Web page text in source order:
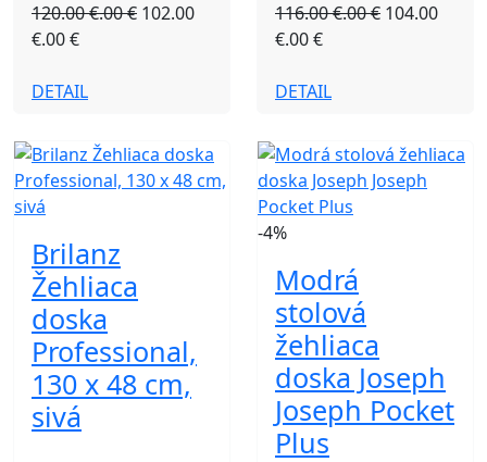
120.00 €.00 € 102.00
€.00 €
DETAIL
116.00 €.00 € 104.00
€.00 €
DETAIL
Brilanz
Žehliaca
doska
Professional,
130 x 48 cm,
sivá
-4%
Modrá
stolová
žehliaca
doska Joseph
Joseph Pocket
Plus